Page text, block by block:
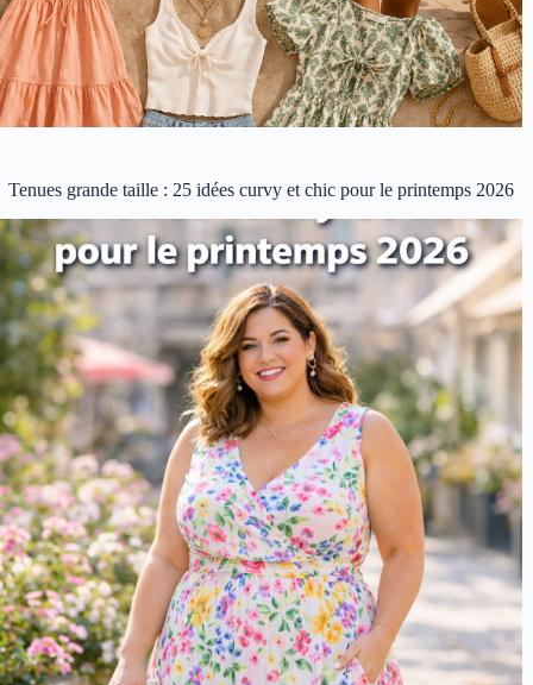
Tenues grande taille : 25 idées curvy et chic pour le printemps 2026